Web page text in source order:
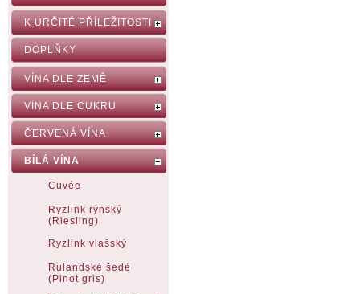
K URČITÉ PŘÍLEŽITOSTI
DOPLŇKY
VÍNA DLE ZEMĚ
VÍNA DLE CUKRU
ČERVENÁ VÍNA
BÍLÁ VÍNA
Cuvée
Ryzlink rýnský
(Riesling)
Ryzlink vlašský
Rulandské šedé
(Pinot gris)